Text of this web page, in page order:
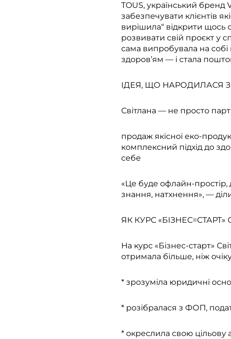
TOUS, український бренд
забезпечувати клієнтів
вирішила“ відкрити щось
розвивати свій проєкт у
сама випробувала на
здоров’ям — і стала
ІДЕЯ, ЩО НАРОДИЛАСЯ
Світлана — не просто
продаж якісної еко-
комплексний підхід до
себе
«Це буде офлайн-
знання, натхнення», —
ЯК КУРС «БІЗНЕС=СТАРТ»
На курс «Бізнес-старт»
отримала більше, ніж
* зрозуміла юридичні
* розібралася з ФОП,
* окреслила свою цільову